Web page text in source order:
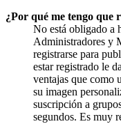
¿Por qué me tengo que
No está obligado a
Administradores y
registrarse para
estar registrado le
ventajas que como
su imagen
suscripción a
segundos. Es muy